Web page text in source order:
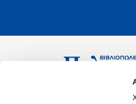
Ασκληπιού 1-3, Αθήνα 106